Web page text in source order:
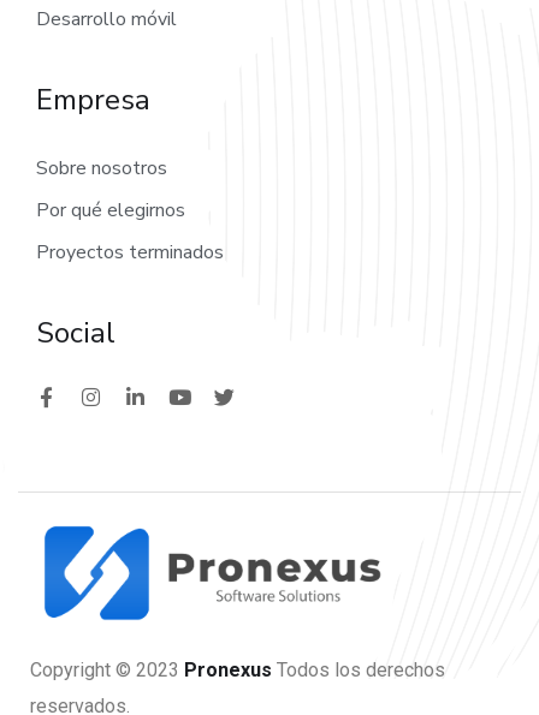
Desarrollo móvil
Empresa
Sobre nosotros
Por qué elegirnos
Proyectos terminados
Social
Copyright © 2023 Pronexus Todos los derechos
reservados.